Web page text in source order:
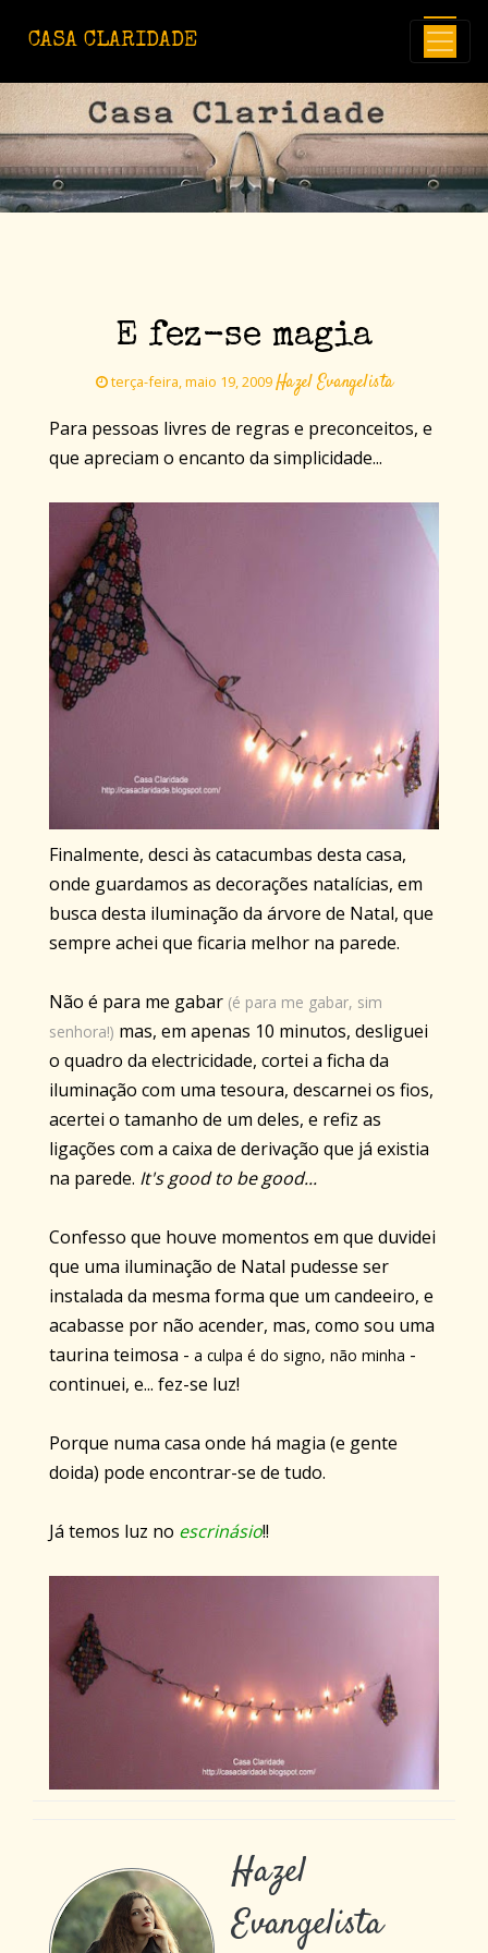
CASA CLARIDADE
E fez-se magia
terça-feira, maio 19, 2009Hazel Evangelista
Para pessoas livres de regras e preconceitos, e
que apreciam o encanto da simplicidade...
Finalmente, desci às catacumbas desta casa,
onde guardamos as decorações natalícias, em
busca desta iluminação da árvore de Natal, que
sempre achei que ficaria melhor na parede.
Não é para me gabar (é para me gabar, sim
senhora!) mas, em apenas 10 minutos, desliguei
o quadro da electricidade, cortei a ficha da
iluminação com uma tesoura, descarnei os fios,
acertei o tamanho de um deles, e refiz as
ligações com a caixa de derivação que já existia
na parede. It's good to be good...
Confesso que houve momentos em que duvidei
que uma iluminação de Natal pudesse ser
instalada da mesma forma que um candeeiro, e
acabasse por não acender, mas, como sou uma
taurina teimosa - a culpa é do signo, não minha -
continuei, e... fez-se luz!
Porque numa casa onde há magia (e gente
doida) pode encontrar-se de tudo.
Já temos luz no escrinásio!!
Hazel
Evangelista